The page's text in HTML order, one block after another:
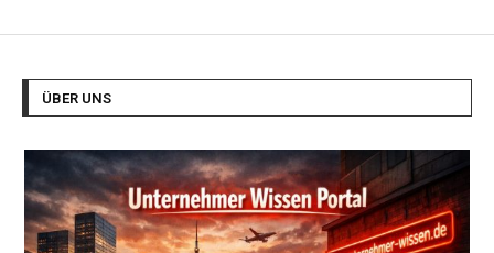
ÜBER UNS